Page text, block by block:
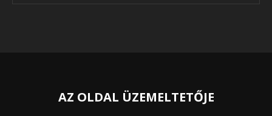
AZ OLDAL ÜZEMELTETŐJE